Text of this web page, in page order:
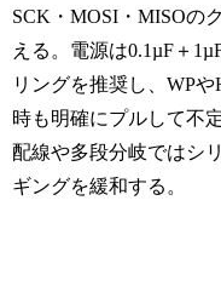
SCK・MOSI・MISOの
える。電源は0.1µF＋
リングを推奨し、WP
時も明確にプルして不
配線や多段分岐ではシ
ギングを緩和する。